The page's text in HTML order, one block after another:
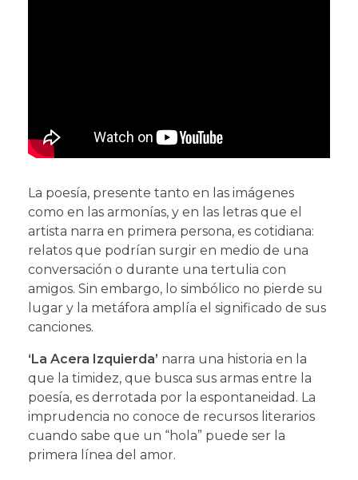
La poesía, presente tanto en las imágenes
como en las armonías, y en las letras que el
artista narra en primera persona, es cotidiana:
relatos que podrían surgir en medio de una
conversación o durante una tertulia con
amigos. Sin embargo, lo simbólico no pierde su
lugar y la metáfora amplía el significado de sus
canciones.
‘La Acera Izquierda’ narra una historia en la
que la timidez, que busca sus armas entre la
poesía, es derrotada por la espontaneidad. La
imprudencia no conoce de recursos literarios
cuando sabe que un “hola” puede ser la
primera línea del amor.